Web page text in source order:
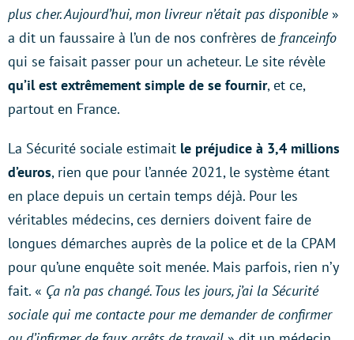
plus cher. Aujourd’hui, mon livreur n’était pas disponible »
a dit un faussaire à l’un de nos confrères de franceinfo
qui se faisait passer pour un acheteur. Le site révèle
qu’il est extrêmement simple de se fournir, et ce,
partout en France.
La Sécurité sociale estimait le préjudice à 3,4 millions
d’euros, rien que pour l’année 2021, le système étant
en place depuis un certain temps déjà. Pour les
véritables médecins, ces derniers doivent faire de
longues démarches auprès de la police et de la CPAM
pour qu’une enquête soit menée. Mais parfois, rien n’y
fait. « Ça n’a pas changé. Tous les jours, j’ai la Sécurité
sociale qui me contacte pour me demander de confirmer